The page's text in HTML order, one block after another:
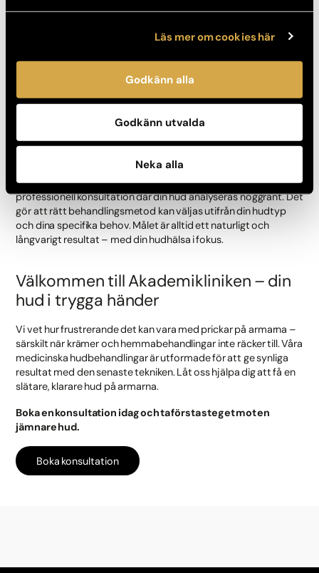
Läs mer om cookies här
Godkänn alla
Godkänn utvalda
Neka alla
CosmelanellerDermamelan
behandlingar reducerar pigmentansamlingar och ger en
Så väljer du rätt behandling
Hos Akademikliniken börjar varje behandling med en
professionell konsultation där din hud analyseras noggrant. Det
gör att rätt behandlingsmetod kan väljas utifrån din hudtyp
och dina specifika behov. Målet är alltid ett naturligt och
långvarigt resultat – med din hudhälsa i fokus.
Välkommen till Akademikliniken – din
hud i trygga händer
Vi vet hur frustrerande det kan vara med prickar på armarna –
särskilt när krämer och hemmabehandlingar inte räcker till. Våra
medicinska hudbehandlingar är utformade för att ge synliga
resultat med den senaste tekniken. Låt oss hjälpa dig att få en
slätare, klarare hud på armarna.
Boka en konsultation idag och ta första steget mot en
jämnare hud.
Boka konsultation